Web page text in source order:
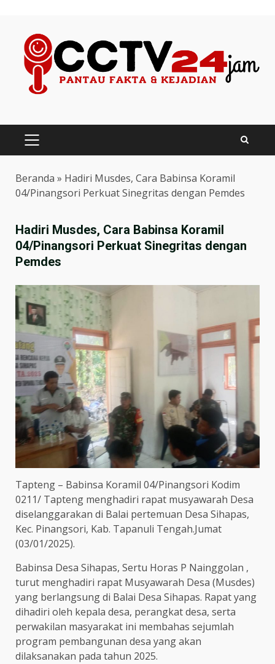
content
PRIMARY
MENU
Beranda » Hadiri Musdes, Cara Babinsa Koramil
04/Pinangsori Perkuat Sinegritas dengan Pemdes
Hadiri Musdes, Cara Babinsa Koramil
04/Pinangsori Perkuat Sinegritas dengan
Pemdes
Tapteng – Babinsa Koramil 04/Pinangsori Kodim
0211/ Tapteng menghadiri rapat musyawarah Desa
diselanggarakan di Balai pertemuan Desa Sihapas,
Kec. Pinangsori, Kab. Tapanuli Tengah.Jumat
(03/01/2025).
Babinsa Desa Sihapas, Sertu Horas P Nainggolan ,
turut menghadiri rapat Musyawarah Desa (Musdes)
yang berlangsung di Balai Desa Sihapas. Rapat yang
dihadiri oleh kepala desa, perangkat desa, serta
perwakilan masyarakat ini membahas sejumlah
program pembangunan desa yang akan
dilaksanakan pada tahun 2025.